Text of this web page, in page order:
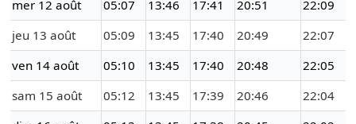
mer 12 août
05:07 13:46 17:41 20:51
22:09
jeu 13 août
05:09 13:45 17:40 20:49
22:07
ven 14 août
05:10 13:45 17:40 20:48
22:05
sam 15 août
05:12 13:45 17:39 20:46
22:04